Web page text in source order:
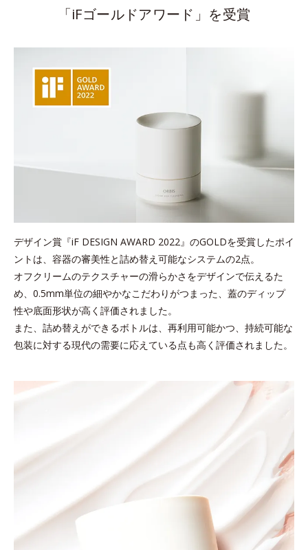
「iFゴールドアワード」を受賞
デザイン賞『iF DESIGN AWARD 2022』のGOLDを受賞したポイ
ントは、容器の審美性と詰め替え可能なシステムの2点。
オフクリームのテクスチャーの滑らかさをデザインで伝えるた
め、 0.5mm単位の細やかなこだわりがつまった、蓋のディップ
性や底面形状が高く評価されました。
また、詰め替えができるボトルは、再利用可能かつ、持続可能な
包装に対する現代の需要に応えている点も高く評価されました。